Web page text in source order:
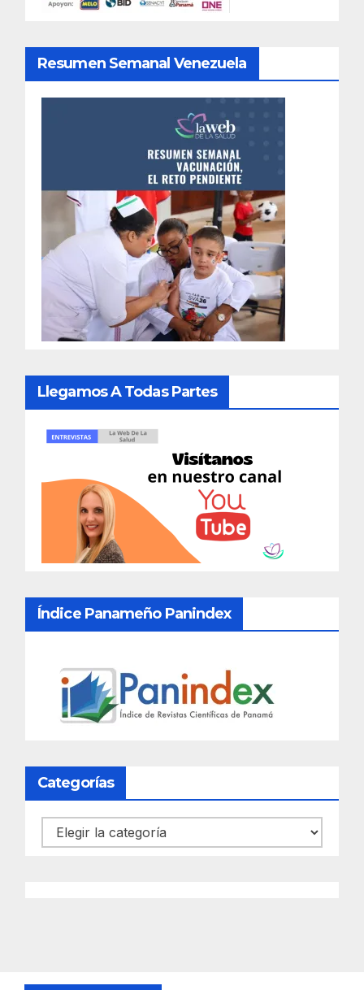
Resumen Semanal Venezuela
Llegamos A Todas Partes
Índice Panameño Panindex
Categorías
Categorías